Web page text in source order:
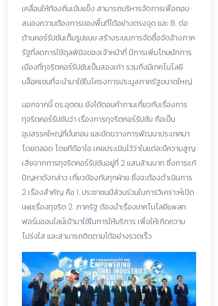
เคลื่อนให้ท้องถิ่นเข้มแข็ง สามารถบริหารจัดการเพื่อตอบ
สนองความต้องการของพื้นที่ได้อย่างตรงจุด และ 8. ต่อ
ต้านคอร์รัปชันเต็มรูปแบบ สร้างระบบการจัดซื้อจัดจ้างภาค
รัฐที่ลดการใช้ดุลพินิจของเจ้าหน้าที่ มีการเพิ่มโทษนักการ
เมืองที่ทุจริตคอร์รัปชันเป็นสองเท่า รวมถึงมีเทคโนโลยี
บล็อคเชนที่จะนำมาใช้ในโครงการประมูลภาครัฐขนาดใหญ่
นอกจากนี้ ดร.อุตตม ยังได้ตอบคำถามเกี่ยวกับเรื่องการ
ทุจริตคอร์รัปชันว่า เรื่องการทุจริตคอร์รัปชัน ถือเป็น
อุปสรรคใหญ่ที่บั่นทอน และขัดขวางการพัฒนาประเทศมา
โดยตลอด โดยทีดีอาไอ เคยประเมินไว้ว่าในแต่ละปีความสูญ
เสียจากการทุจริตคอร์รัปชันอยู่ที่ 2 แสนล้านบาท ซึ่งการแก้
ปัญหาดังกล่าว เกี่ยวข้องกับทุกฝ่าย ซึ่งจะต้องดำเนินการ
2 เรื่องสำคัญ คือ 1. ประชาชนมีส่วนร่วมในการวิเคราะห์เปิด
เผยเรื่องทุจริต 2. ภาครัฐ ต้องนำเรื่องเทคโนโลยีแพลท
ฟอร์มออนไลน์เข้ามาใช้ในการให้บริการ เพื่อให้เกิดความ
โปร่งใส และสามารถติดตามได้อย่างรวดเร็ว